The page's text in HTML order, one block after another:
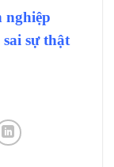
nghiệp
sự thật